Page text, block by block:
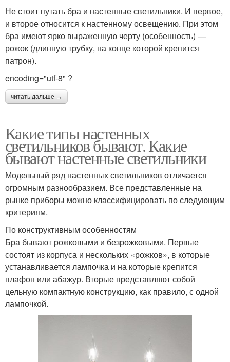
Не стоит путать бра и настенные светильники. И первое,
и второе относится к настенному освещению. При этом
бра имеют ярко выраженную черту (особенность) —
рожок (длинную трубку, на конце которой крепится
патрон).
encoding="utf-8" ?
читать дальше →
Какие типы настенных
светильников бывают. Какие
бывают настенные светильники
Модельный ряд настенных светильников отличается
огромным разнообразием. Все представленные на
рынке приборы можно классифицировать по следующим
критериям.
По конструктивным особенностям
Бра бывают рожковыми и безрожковыми. Первые
состоят из корпуса и нескольких «рожков», в которые
устанавливается лампочка и на которые крепится
плафон или абажур. Вторые представляют собой
цельную компактную конструкцию, как правило, с одной
лампочкой.